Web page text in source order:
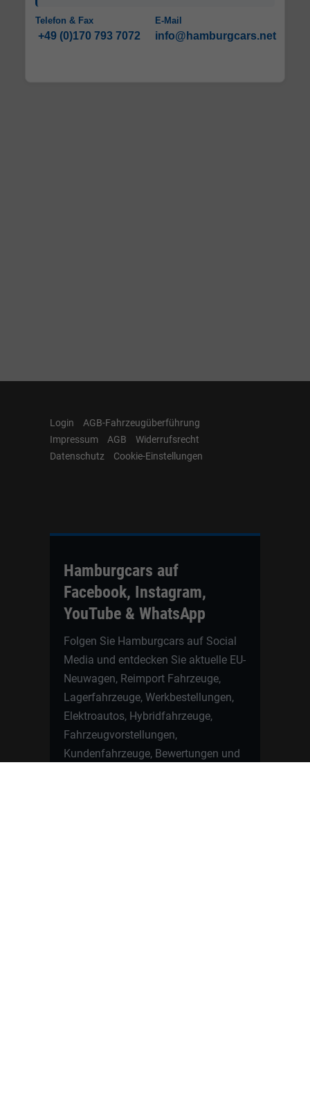
Telefon & Fax
+49 (0)170 793 7072
E-Mail
info@hamburgcars.net
Login
AGB-Fahrzeugüberführung
Impressum
AGB
Widerrufsrecht
Datenschutz
Cookie-Einstellungen
Hamburgcars auf
Facebook, Instagram,
YouTube & WhatsApp
Folgen Sie Hamburgcars auf Social
Media und entdecken Sie aktuelle EU-
Neuwagen, Reimport Fahrzeuge,
Lagerfahrzeuge, Werkbestellungen,
Elektroautos, Hybridfahrzeuge,
Fahrzeugvorstellungen,
Kundenfahrzeuge, Bewertungen und